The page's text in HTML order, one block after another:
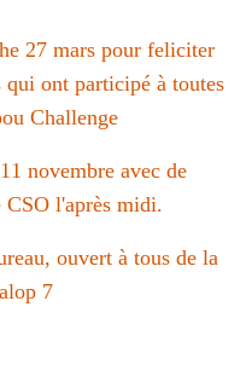
27 mars pour feliciter
qui ont participé à toutes
Challenge
novembre avec de
l'après midi.
ouvert à tous de la
7